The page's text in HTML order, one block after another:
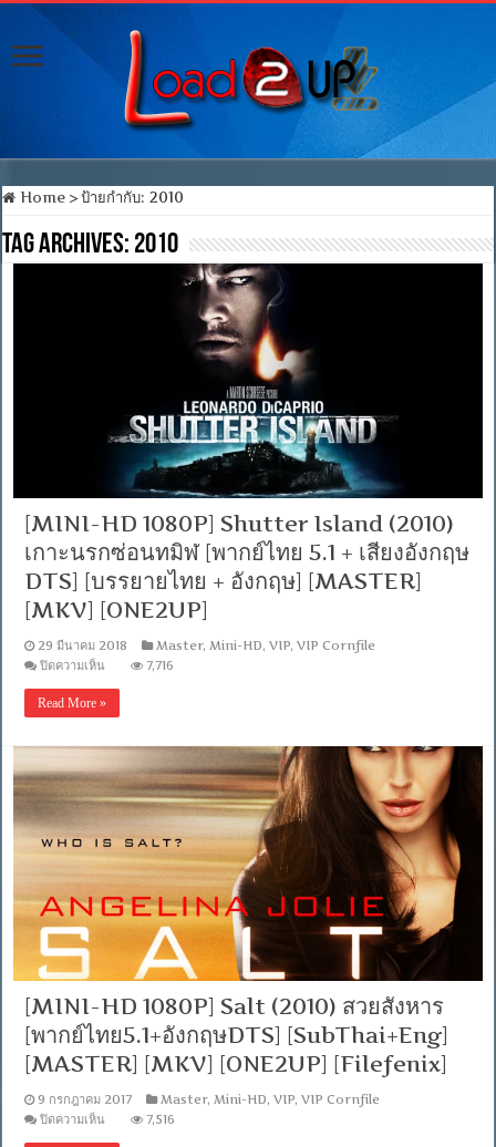
Home > ป้ายกำกับ:2010
Tag Archives: 2010
[MINI-HD 1080P] Shutter Island (2010)
เกาะนรกซ่อนทมิฬ [พากย์ไทย 5.1 + เสียงอังกฤษ
DTS] [บรรยายไทย + อังกฤษ] [MASTER]
[MKV] [ONE2UP]
29 มีนาคม 2018 Master, Mini-HD,VIP,VIP Cornfile
ปิดความเห็น
1080P]
Island
เกาะ
นรก
ซ่อน
ทมิฬ
[พากย์
ไทย
5.1
+
เสียง
[บรรยาย
ไทย
อังกฤษ]
[MASTER]
[MKV]
7,716
Read More »
[MINI-HD 1080P] Salt (2010) สวยสังหาร
[พากย์ไทย5.1+อังกฤษDTS] [SubThai+Eng]
[MASTER] [MKV] [ONE2UP] [Filefenix]
9 กรกฎาคม 2017 Master, Mini-HD,VIP,VIP Cornfile
ปิดความเห็น
7,516